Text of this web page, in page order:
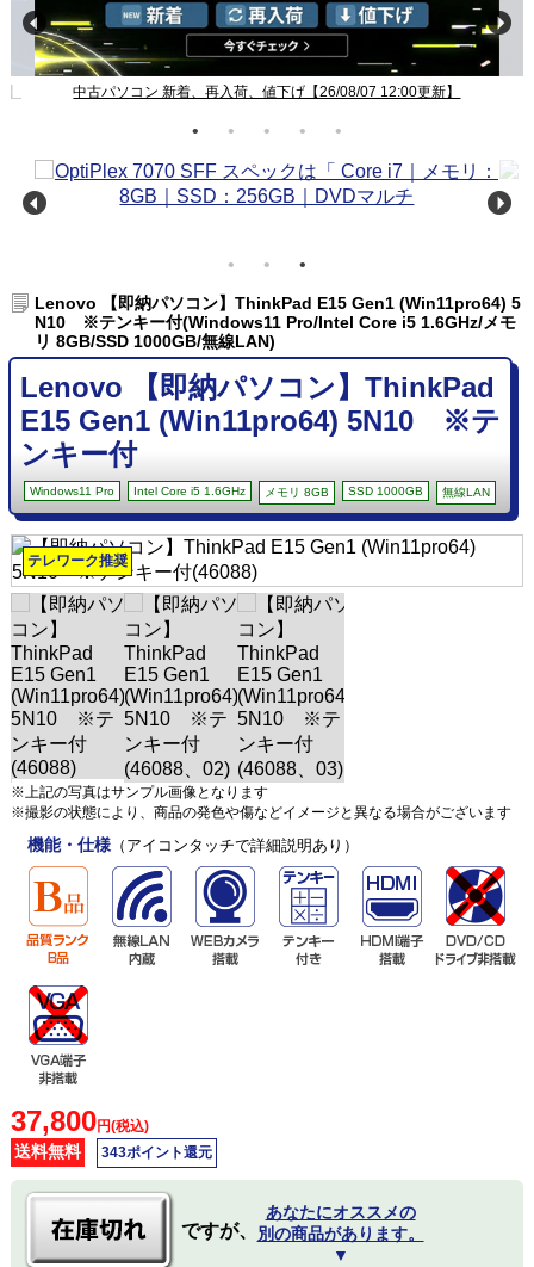
中古パソコン 新着、再入荷、値下げ【26/08/07 12:00更新】
Lenovo 【即納パソコン】ThinkPad E15 Gen1 (Win11pro64) 5
N10 ※テンキー付(Windows11 Pro/Intel Core i5 1.6GHz/メモ
リ 8GB/SSD 1000GB/無線LAN)
Lenovo 【即納パソコン】ThinkPad
E15 Gen1 (Win11pro64) 5N10 ※テ
ンキー付
Windows11 Pro Intel Core i5 1.6GHz メモリ 8GB SSD 1000GB 無線LAN
テレワーク推奨
※上記の写真はサンプル画像となります
※撮影の状態により、商品の発色や傷などイメージと異なる場合がございます
機能・仕様（アイコンタッチで詳細説明あり）
37,800円(税込)
送料無料 343ポイント還元
ですが、
あなたにオススメの
別の商品があります。
▼